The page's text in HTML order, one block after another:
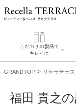
こだわりの製品で
キレイに
GRANDTOP > リセラテラス
福田 貴之